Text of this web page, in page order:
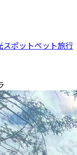
スポットペット旅行